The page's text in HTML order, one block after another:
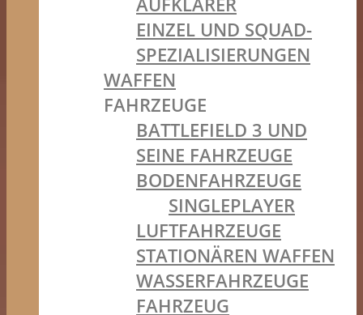
EINZEL UND SQUAD-
SPEZIALISIERUNGEN
WAFFEN
FAHRZEUGE
BATTLEFIELD 3 UND
SEINE FAHRZEUGE
BODENFAHRZEUGE
SINGLEPLAYER
LUFTFAHRZEUGE
STATIONÄREN WAFFEN
WASSERFAHRZEUGE
FAHRZEUG